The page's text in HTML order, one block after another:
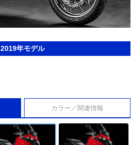
2019年モデル
カラー／関連情報